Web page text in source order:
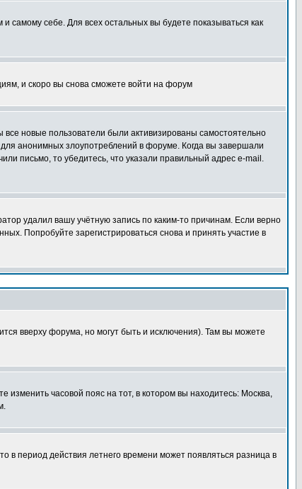
самому себе. Для всех остальных вы будете показываться как
и скоро вы снова сможете войти на форум
новые пользователи были активизированы самостоятельно
анонимных злоупотреблений в форуме. Когда вы завершали
письмо, то убедитесь, что указали правильный адрес e-mail.
удалил вашу учётную запись по каким-то причинам. Если верно
Попробуйте зарегистрироваться снова и принять участие в
вверху форума, но могут быть и исключения). Там вы можете
изменить часовой пояс на тот, в котором вы находитесь: Москва,
в период действия летнего времени может появляться разница в